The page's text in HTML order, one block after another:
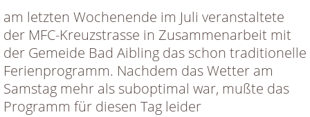
am letzten Wochenende im Juli veranstaltete
der MFC-Kreuzstrasse in Zusammenarbeit mit
der Gemeide Bad Aibling das schon traditionelle
Ferienprogramm. Nachdem das Wetter am
Samstag mehr als suboptimal war, mußte das
Programm für diesen Tag leider